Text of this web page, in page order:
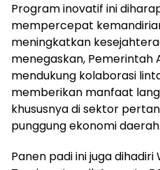
Program inovatif ini
mempercepat
meningkatkan
menegaskan, Pemerintah
mendukung kolaborasi
memberikan manfaat
khususnya di sektor
punggung ekonomi daerah.
Panen padi ini juga